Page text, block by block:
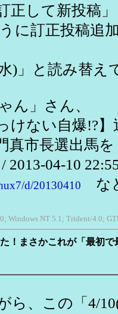
正して新投稿」
に訂正投稿追
)」と読み替え
ん」さん、
ない自爆!?】
真市長選出馬を
04-10
d/20130410
な
Windows NT 5.1; Trident/4.0;
！まさかこれが「最初で
ら、この「4/